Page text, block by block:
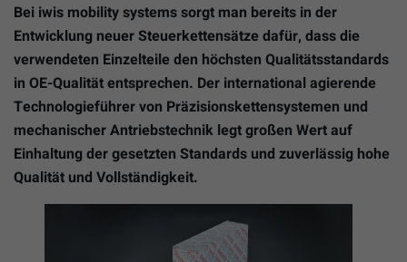
Bei iwis mobility systems sorgt man bereits in der
Entwicklung neuer Steuerkettensätze dafür, dass die
verwendeten Einzelteile den höchsten Qualitätsstandards
in OE-Qualität entsprechen. Der international agierende
Technologieführer von Präzisionskettensystemen und
mechanischer Antriebstechnik legt großen Wert auf
Einhaltung der gesetzten Standards und zuverlässig hohe
Qualität und Vollständigkeit.